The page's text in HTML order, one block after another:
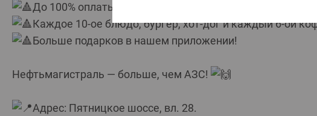
До 100% оплаты за мойку, продукты и блюда
Каждое 10-ое блюдо, бургер, хот-дог и каждый 6-ой
Больше подарков в нашем приложении!
Нефтьмагистраль — больше, чем АЗС!
Адрес: Пятницкое шоссе, вл. 28.